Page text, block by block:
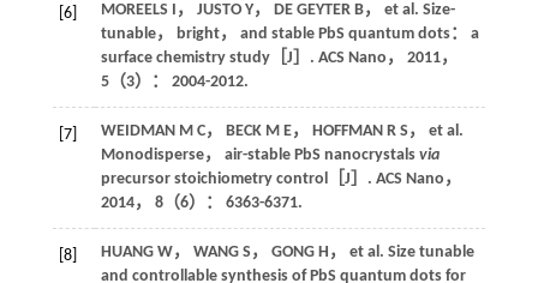
[6] MOREELS I ， JUSTO Y， DE GEYTER B， et al. Size-
tunable， bright， and stable PbS quantum dots： a
surface chemistry study［J］. ACS Nano ， 2011，
5（3）： 2004-2012.
[7] WEIDMAN M C， BECK M E， HOFFMAN R S ， et al.
Monodisperse， air-stable PbS nanocrystals via
precursor stoichiometry control［J］. ACS Nano ，
2014， 8（6）： 6363-6371.
[8] HUANG W， WANG S ， GONG H ， et al. Size tunable
and controllable synthesis of PbS quantum dots for